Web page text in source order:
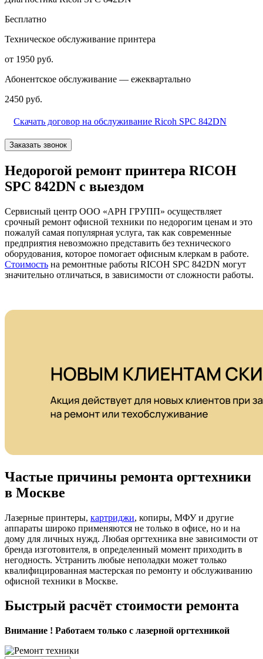
Бесплатно
Техническое обслуживание принтера
от 1950 руб.
Абонентское обслуживание — ежеквартально
2450 руб.
Скачать договор на обслуживание Ricoh SPC 842DN
Заказать звонок
Недорогой ремонт принтера RICOH
SPC 842DN с выездом
Сервисный центр ООО «АРН ГРУПП» осуществляет
срочный ремонт офисной техники по недорогим ценам и это
пожалуй самая популярная услуга, так как современные
предприятия невозможно представить без технического
оборудования, которое помогает офисным клеркам в работе.
Стоимость на ремонтные работы RICOH SPC 842DN могут
значительно отличаться, в зависимости от сложности работы.
Частые причины ремонта оргтехники
в Москве
Лазерные принтеры, картриджи, копиры, МФУ и другие
аппараты широко применяются не только в офисе, но и на
дому для личных нужд. Любая оргтехника вне зависимости от
бренда изготовителя, в определенный момент приходить в
негодность. Устранить любые неполадки может только
квалифицированная мастерская по ремонту и обслуживанию
офисной техники в Москве.
Быстрый расчёт стоимости ремонта
Внимание ! Работаем только с лазерной оргтехникой